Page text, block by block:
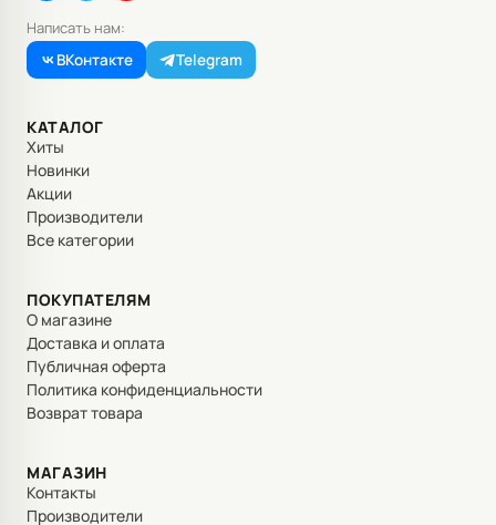
Написать нам:
ВКонтакте
Telegram
КАТАЛОГ
Хиты
Новинки
Акции
Производители
Все категории
ПОКУПАТЕЛЯМ
О магазине
Доставка и оплата
Публичная оферта
Политика конфиденциальности
Возврат товара
МАГАЗИН
Контакты
Производители